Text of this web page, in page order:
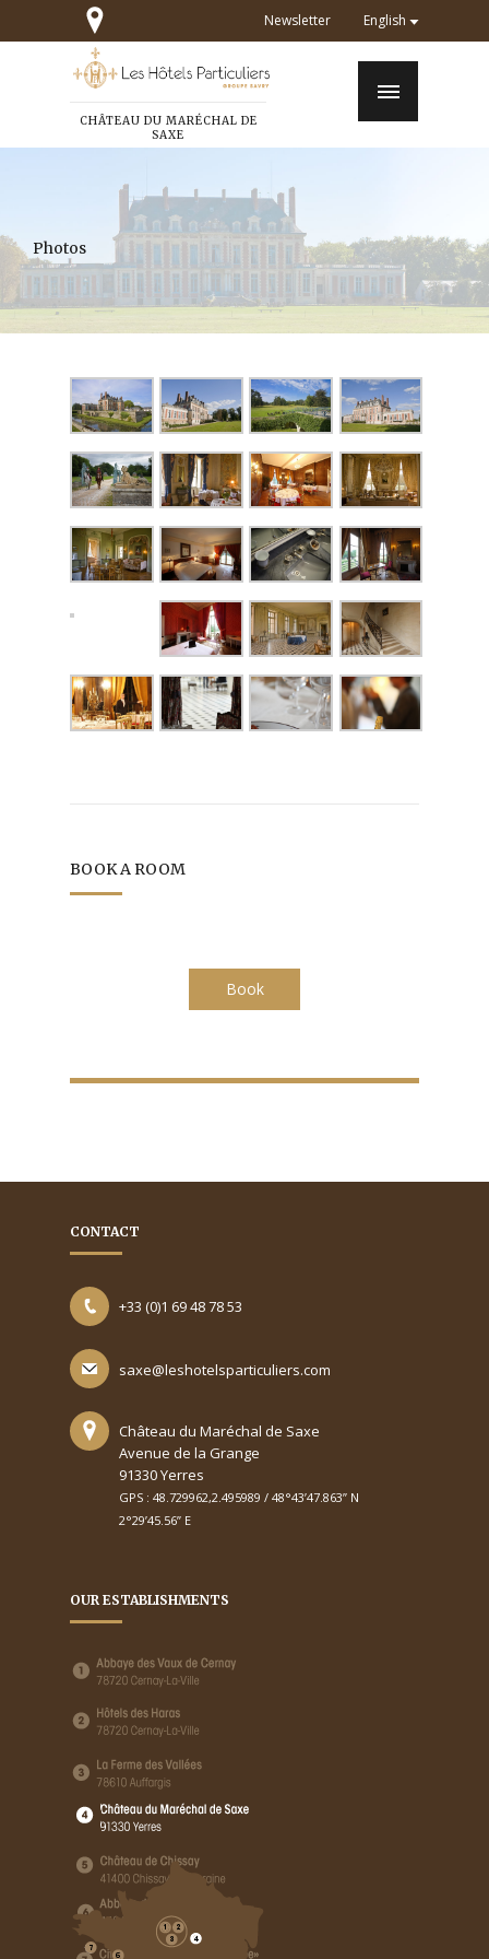
Newsletter English
CHÂTEAU DU MARÉCHAL DE
SAXE
Photos
BOOK A ROOM
Book
CONTACT
+33 (0)1 69 48 78 53
saxe@leshotelsparticuliers.com
Château du Maréchal de Saxe
Avenue de la Grange
91330 Yerres
GPS : 48.729962,2.495989 / 48°43’47.863’’ N
2°29’45.56’’ E
OUR ESTABLISHMENTS